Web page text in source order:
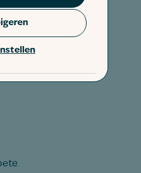
folgende
Kaninchen giftigen